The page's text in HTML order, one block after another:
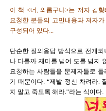
이 책 <너, 외롭구나>는 저자 김
요청한 분들의 고민내용과 저자
구성되어 있다...
단순한 질의응답 방식으로 전개
나 다를까 재미를 넘어 도를 넘지
요청하는 사람들을 문제자들로
기 때문이다. “제발 정신 차려라.
지 말고 죽도록 해라.”라는 식이다.